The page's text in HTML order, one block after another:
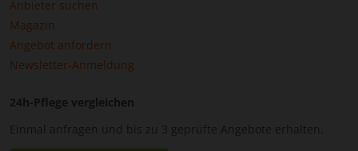
Anbieter suchen
Magazin
Angebot anfordern
Newsletter-Anmeldung
24h-Pflege vergleichen
Einmal anfragen und bis zu 3 geprüfte Angebote erhalten.